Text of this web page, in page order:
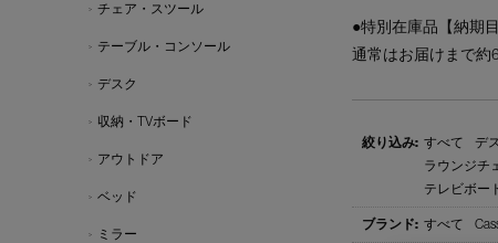
●特別在庫品【納期
通常はお届けまで約
すべて デ
ラウンジチ
テレビボー
すべて
チェア・スツール
テーブル・コンソール
デスク
収納・TVボード
アウトドア
ベッド
ミラー